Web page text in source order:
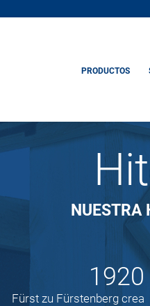
PRODUCTOS
NUESTRA
1920
Fürst zu Fürstenberg crea